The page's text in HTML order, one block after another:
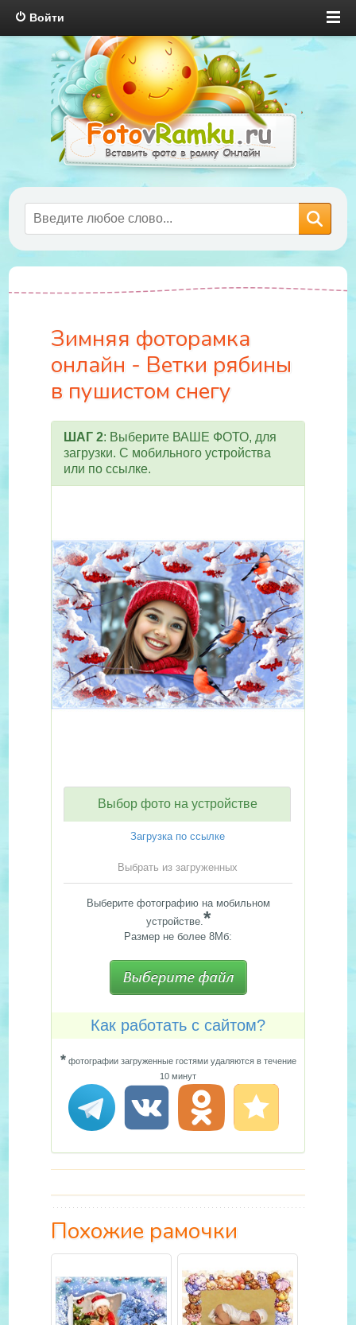
Войти
Зимняя фоторамка
онлайн - Ветки рябины
в пушистом снегу
ШАГ 2: Выберите ВАШЕ ФОТО, для
загрузки. С мобильного устройства
или по ссылке.
Выбор фото на устройстве
Загрузка по ссылке
Выбрать из загруженных
Выберите фотографию на мобильном
устройстве.*
Размер не более 8Мб:
Как работать с сайтом?
*фотографии загруженные гостями удаляются в течение
10 минут
Похожие рамочки